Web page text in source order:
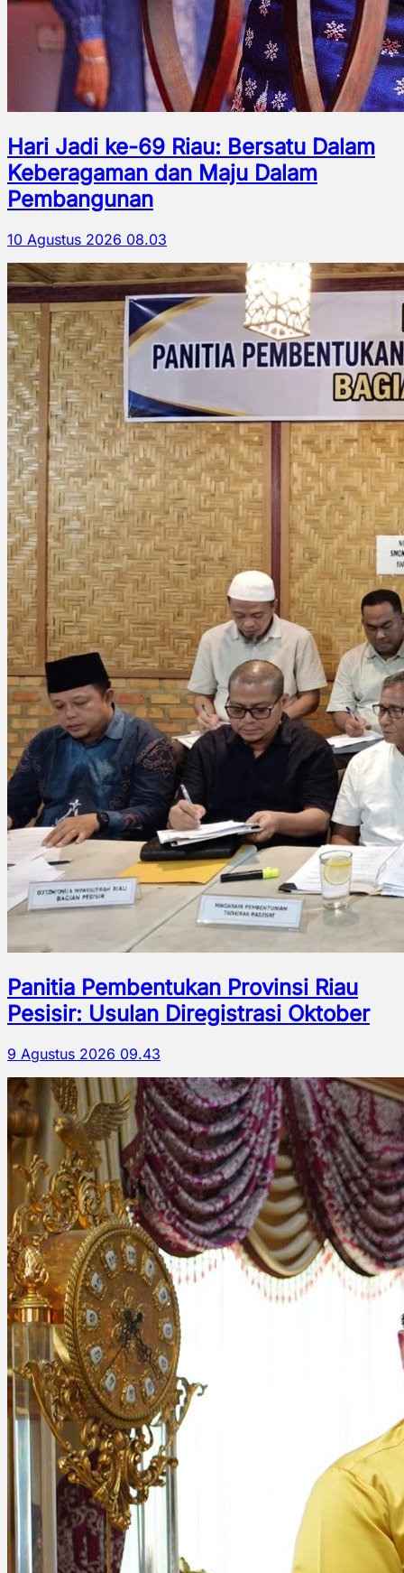
Hari Jadi ke-69 Riau: Bersatu Dalam
Keberagaman dan Maju Dalam
Pembangunan
10 Agustus 2026 08.03
Panitia Pembentukan Provinsi Riau
Pesisir: Usulan Diregistrasi Oktober
9 Agustus 2026 09.43